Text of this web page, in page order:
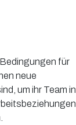
für
neue
um ihr Team in